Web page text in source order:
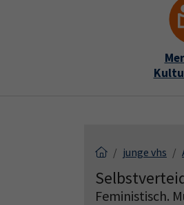
junge vhs
Feministisch.